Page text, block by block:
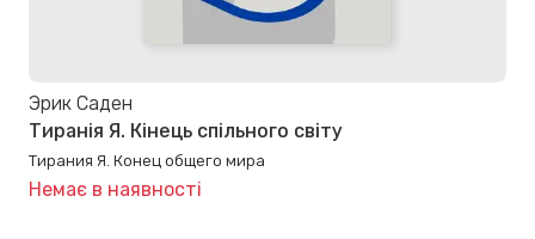
Эрик Саден
Тиранія Я. Кінець спільного світу
Тирания Я. Конец общего мира
Немає в наявності